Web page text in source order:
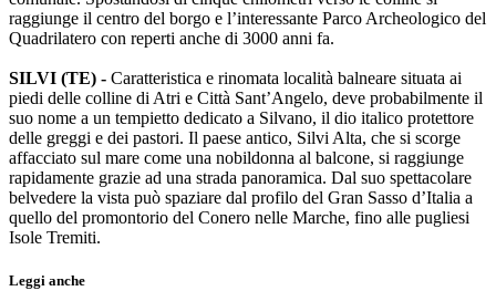
raggiunge il centro del borgo e l’interessante Parco Archeologico del
Quadrilatero con reperti anche di 3000 anni fa.
SILVI (TE) - Caratteristica e rinomata località balneare situata ai
piedi delle colline di Atri e Città Sant’Angelo, deve probabilmente il
suo nome a un tempietto dedicato a Silvano, il dio italico protettore
delle greggi e dei pastori. Il paese antico, Silvi Alta, che si scorge
affacciato sul mare come una nobildonna al balcone, si raggiunge
rapidamente grazie ad una strada panoramica. Dal suo spettacolare
belvedere la vista può spaziare dal profilo del Gran Sasso d’Italia a
quello del promontorio del Conero nelle Marche, fino alle pugliesi
Isole Tremiti.
Leggi anche